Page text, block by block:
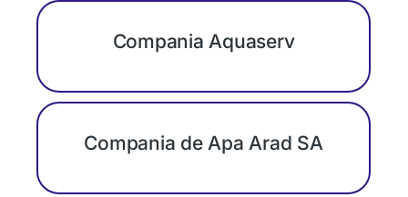
Compania Aquaserv
Compania de Apa Arad SA